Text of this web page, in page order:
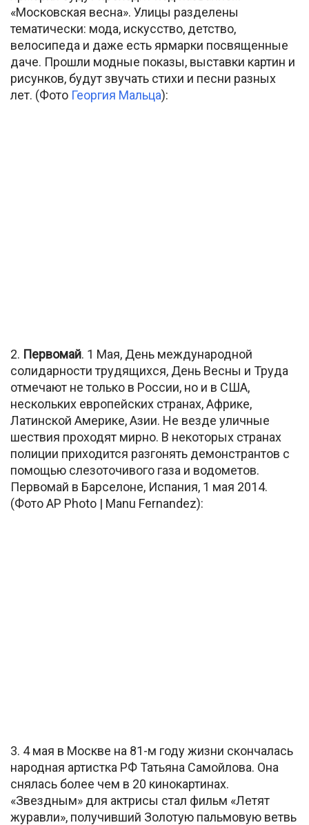
«Московская весна». Улицы разделены
тематически: мода, искусство, детство,
велосипеда и даже есть ярмарки посвященные
даче. Прошли модные показы, выставки картин и
рисунков, будут звучать стихи и песни разных
лет. (Фото Георгия Мальца):
2. Первомай. 1 Мая, День международной
солидарности трудящихся, День Весны и Труда
отмечают не только в России, но и в США,
нескольких европейских странах, Африке,
Латинской Америке, Азии. Не везде уличные
шествия проходят мирно. В некоторых странах
полиции приходится разгонять демонстрантов с
помощью слезоточивого газа и водометов.
Первомай в Барселоне, Испания, 1 мая 2014.
(Фото AP Photo | Manu Fernandez):
3. 4 мая в Москве на 81-м году жизни скончалась
народная артистка РФ Татьяна Самойлова. Она
снялась более чем в 20 кинокартинах.
«Звездным» для актрисы стал фильм «Летят
журавли», получивший Золотую пальмовую ветвь